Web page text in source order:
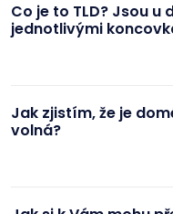
Co je to TLD? Jsou
jednotlivými
Jak zjistím, že je
volná?